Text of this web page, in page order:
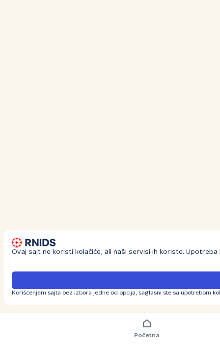
Početna
Ovaj sajt ne koristi kolačiće, ali naši servisi ih koriste. Upotreba
Korišćenjem sajta bez izbora jedne od opcija, saglasni ste sa upotrebom